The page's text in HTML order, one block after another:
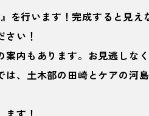
を行います！完成すると見
い！
内もあります。お見逃しなく
、土木部の田崎とケアの河島